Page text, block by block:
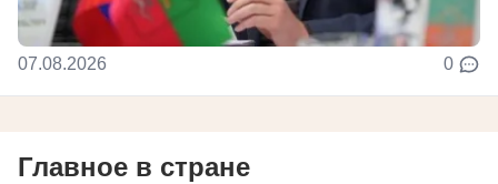
07.08.2026 0
Главное в стране